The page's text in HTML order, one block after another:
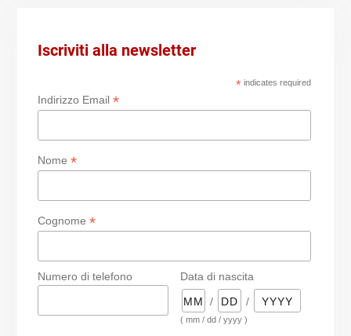
Iscriviti alla newsletter
*indicates required
Indirizzo Email *
Nome *
Cognome *
Numero di telefono
Data di nascita
/
/
( mm / dd / yyyy )